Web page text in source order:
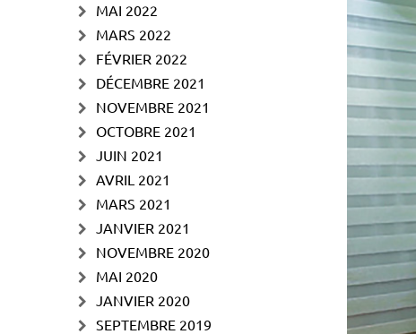
MAI 2022
MARS 2022
FÉVRIER 2022
DÉCEMBRE 2021
NOVEMBRE 2021
OCTOBRE 2021
JUIN 2021
AVRIL 2021
MARS 2021
JANVIER 2021
NOVEMBRE 2020
MAI 2020
JANVIER 2020
SEPTEMBRE 2019